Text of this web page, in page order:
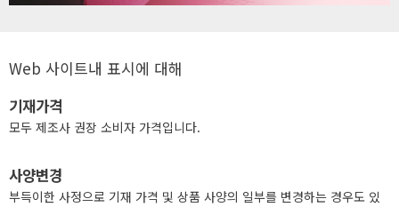
Web 사이트내 표시에 대해
기재가격
모두 제조사 권장 소비자 가격입니다.
사양변경
부득이한 사정으로 기재 가격 및 상품 사양의 일부를 변경하는 경우도 있